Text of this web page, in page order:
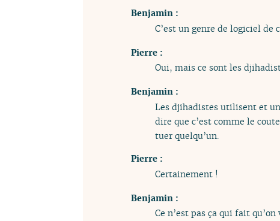
Benjamin :
C’est un genre de logiciel
Pierre :
Oui, mais ce sont les
Benjamin :
Les djihadistes utilisent et
dire que c’est comme le
tuer quelqu’un.
Pierre :
Certainement !
Benjamin :
Ce n’est pas ça qui fait